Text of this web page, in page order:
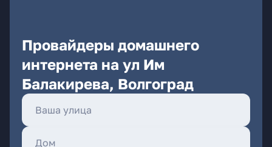
Провайдеры домашнего
интернета на ул Им
Балакирева, Волгоград